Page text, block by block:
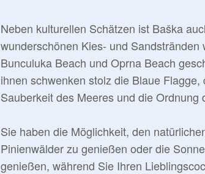
Neben kulturellen Schätzen ist Baška
wunderschönen Kies- und Sandstränden
Bunculuka Beach und Oprna Beach
ihnen schwenken stolz die Blaue Flagge,
Sauberkeit des Meeres und die Ordnung
Sie haben die Möglichkeit, den
Pinienwälder zu genießen oder die
genießen, während Sie Ihren